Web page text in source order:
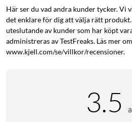
Här ser du vad andra kunder tycker. Vi
det enklare för dig att välja rätt
uteslutande av kunder som har köpt
administreras av TestFreaks. Läs mer
www.kjell.com/se/villkor/recensioner.
3.5